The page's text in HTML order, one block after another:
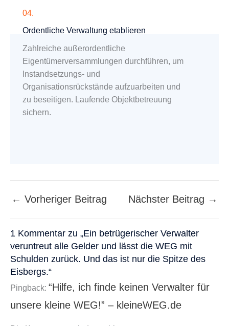
04.
Ordentliche Verwaltung etablieren
Zahlreiche außerordentliche
Eigentümerversammlungen durchführen, um
Instandsetzungs- und
Organisationsrückstände aufzuarbeiten und
zu beseitigen. Laufende Objektbetreuung
sichern.
← Vorheriger Beitrag Nächster Beitrag →
1 Kommentar zu „Ein betrügerischer Verwalter
veruntreut alle Gelder und lässt die WEG mit
Schulden zurück. Und das ist nur die Spitze des
Eisbergs.“
Pingback: “Hilfe, ich finde keinen Verwalter für
unsere kleine WEG!” – kleineWEG.de